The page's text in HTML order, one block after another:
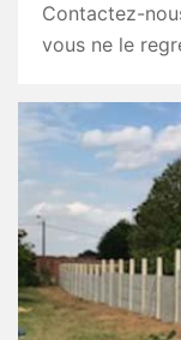
Contactez-
vous ne le